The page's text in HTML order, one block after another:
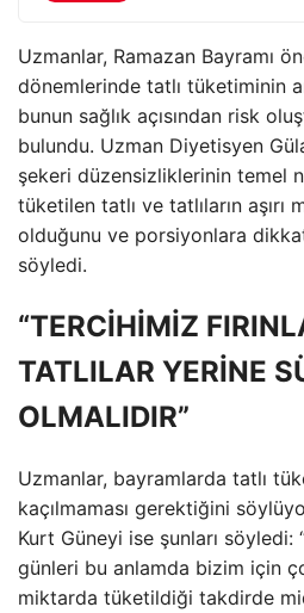
Uzmanlar, Ramazan Bayramı
dönemlerinde tatlı tüketiminin
bunun sağlık açısından risk
bulundu. Uzman Diyetisyen
şekeri düzensizliklerinin temel
tüketilen tatlı ve tatlıların
olduğunu ve porsiyonlara
söyledi.
“TERCİHİMİZ
TATLILAR YERİNE
OLMALIDIR”
Uzmanlar, bayramlarda tatlı
kaçılmaması gerektiğini
Kurt Güneyi ise şunları söyledi:
günleri bu anlamda bizim için
miktarda tüketildiği takdirde